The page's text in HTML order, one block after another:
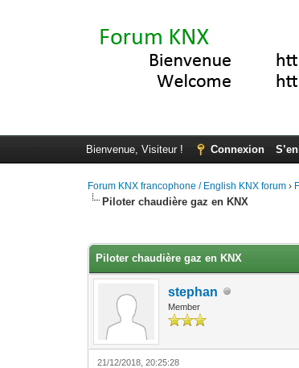
Bienvenue, Visiteur ! Connexion
Forum KNX francophone / English KNX forum ›
Piloter chaudière gaz en KNX
Piloter chaudière gaz en KNX
stephan
Member
21/12/2018, 20:25:28